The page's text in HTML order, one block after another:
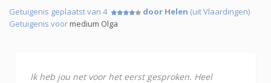
Getuigenis geplaatst van 4 door Helen (uit Vlaardingen)
Getuigenis voormedium Olga
Ik heb jou net voor het eerst gesproken. Heel